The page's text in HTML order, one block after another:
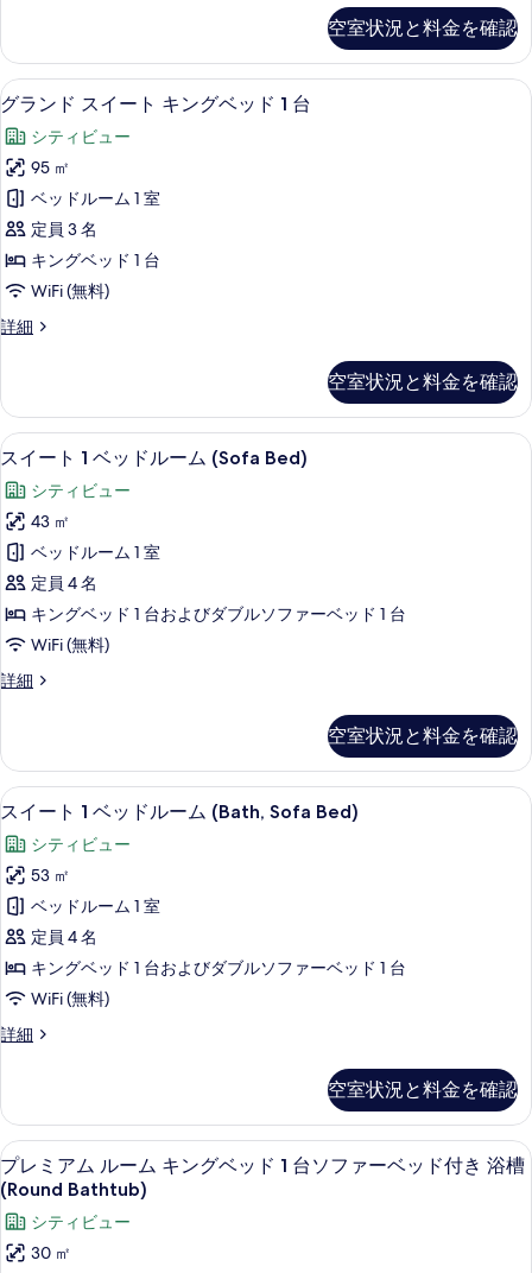
ル
ベ
ッ
ド
1
台
の
す
べ
て
真
を
表
示
す
る
ス
ル
ー
ダ
ブ
ル
ベ
ッ
ド
台
詳
空室状況と料金を確認
グ
ラ
ン
ド
ス
イ
ー
ト
キ
グ
ベ
ッ
ド
1
台
の
す
べ
て
真
を
表
示
す
る
グランド スイート キングベッド 1
12
グランド スイート キングベッド 1 台
シティビュー
95 ㎡
ベッドルーム 1 室
定員 3 名
キングベッド 1 台
WiFi (無料)
詳細
グ
ス
イ
ー
キ
ン
グ
ベ
ッ
ド
台
詳
空室状況と料金を確認
ス
イ
ー
ト
ベ
ッ
ド
ル
ム
(Sofa
Bed)
の
す
べ
て
の
写
真
を
示
す
る
スイート 1 ベッドルーム (Sofa Bed)
11
スイート 1 ベッドルーム (Sofa Bed)
シティビュー
43 ㎡
ベッドルーム 1 室
定員 4 名
キングベッド 1 台およびダブルソファーベッド 1 台
WiFi (無料)
詳細
ス
1
ベ
ッ
ル
ー
ム
(Sofa
Bed)
の
詳
細
空室状況と料金を確認
ス
イ
ー
ト
ベ
ッ
ド
ル
ム
(Bath,
Sofa
Bed)
の
す
スイート 1 ベッドルーム (Bath, Sofa
10
スイート 1 ベッドルーム (Bath, Sofa Bed)
シティビュー
53 ㎡
ベッドルーム 1 室
定員 4 名
キングベッド 1 台およびダブルソファーベッド 1 台
WiFi (無料)
詳細
ス
1
ベ
ッ
ド
ル
ー
ム
(Bath,
空室状況と料金を確認
プ
レ
ミ
ア
羽毛の掛け布団、ミニバー (無料)、
8
プレミアム ルーム キングベッド 1 台ソファーベッド付き 浴槽
(Round Bathtub)
シティビュー
30 ㎡